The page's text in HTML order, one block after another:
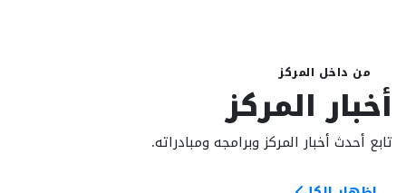
من داخل المركز
أخبار المركز
تابع أحدث أخبار المركز وبرامجه ومبادراته.